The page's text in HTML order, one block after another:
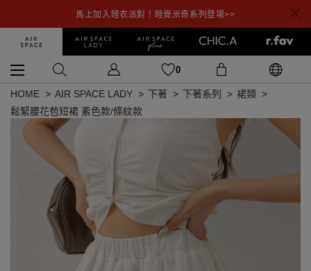
馬上加入睡衣派對！睡覺米奇系列登場>>
0
HOME AIR SPACE LADY 下著 下著系列
裙類
鬆緊腰花苞短裙 素色款/條紋款